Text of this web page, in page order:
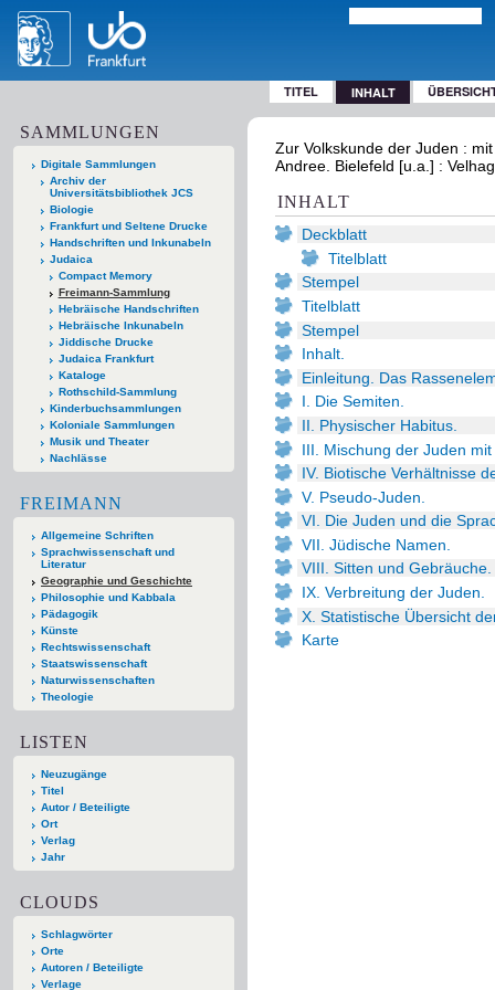
TITEL INHALT
SAMMLUNGEN
Digitale Sammlungen
Archiv der
Universitätsbibliothek JCS
Biologie
Frankfurt und Seltene Drucke
Handschriften und Inkunabeln
Judaica
Compact Memory
Freimann-Sammlung
Hebräische Handschriften
Hebräische Inkunabeln
Jiddische Drucke
Judaica Frankfurt
Kataloge
Rothschild-Sammlung
Kinderbuchsammlungen
Koloniale Sammlungen
Musik und Theater
Nachlässe
FREIMANN
Allgemeine Schriften
Sprachwissenschaft und
Literatur
Geographie und Geschichte
Philosophie und Kabbala
Pädagogik
Künste
Rechtswissenschaft
Staatswissenschaft
Naturwissenschaften
Theologie
LISTEN
Neuzugänge
Titel
Autor / Beteiligte
Ort
Verlag
Jahr
CLOUDS
Schlagwörter
Orte
Autoren / Beteiligte
Verlage
Zur Volkskunde der Juden :
Andree. Bielefeld [u.a.] :
INHALT
Deckblatt
Titelblatt
Stempel
Titelblatt
Stempel
Inhalt.
Einleitung. Das
I. Die Semiten.
II. Physischer Habitus.
III. Mischung der Juden
IV. Biotische Verhältnisse
V. Pseudo-Juden.
VI. Die Juden und die
VII. Jüdische Namen.
VIII. Sitten und Gebräuche.
IX. Verbreitung der Juden.
X. Statistische Übersicht
Karte